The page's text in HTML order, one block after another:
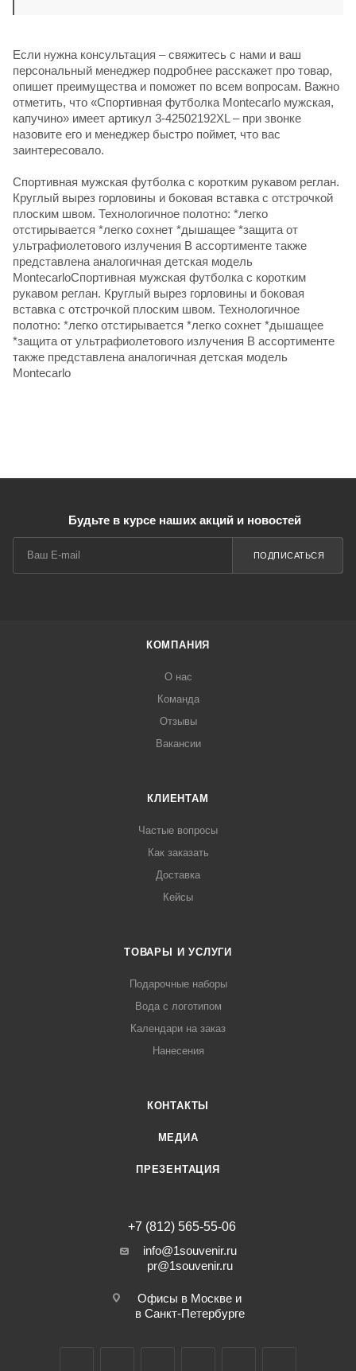
Если нужна консультация – свяжитесь с нами и ваш
персональный менеджер подробнее расскажет про товар,
опишет преимущества и поможет по всем вопросам. Важно
отметить, что «Спортивная футболка Montecarlo мужская,
капучино» имеет артикул 3-42502192XL – при звонке
назовите его и менеджер быстро поймет, что вас
заинтересовало.
Спортивная мужская футболка с коротким рукавом реглан.
Круглый вырез горловины и боковая вставка с отстрочкой
плоским швом. Технологичное полотно: *легко
отстирывается *легко сохнет *дышащее *защита от
ультрафиолетового излучения В ассортименте также
представлена аналогичная детская модель
MontecarloСпортивная мужская футболка с коротким
рукавом реглан. Круглый вырез горловины и боковая
вставка с отстрочкой плоским швом. Технологичное
полотно: *легко отстирывается *легко сохнет *дышащее
*защита от ультрафиолетового излучения В ассортименте
также представлена аналогичная детская модель
Montecarlo
Будьте в курсе наших акций и новостей
ПОДПИСАТЬСЯ
КОМПАНИЯ
О нас
Команда
Отзывы
Вакансии
КЛИЕНТАМ
Частые вопросы
Как заказать
Доставка
Кейсы
ТОВАРЫ И УСЛУГИ
Подарочные наборы
Вода с логотипом
Календари на заказ
Нанесения
КОНТАКТЫ
МЕДИА
ПРЕЗЕНТАЦИЯ
+7 (812) 565-55-06
info@1souvenir.ru
pr@1souvenir.ru
Офисы в Москве и
в Санкт-Петербурге